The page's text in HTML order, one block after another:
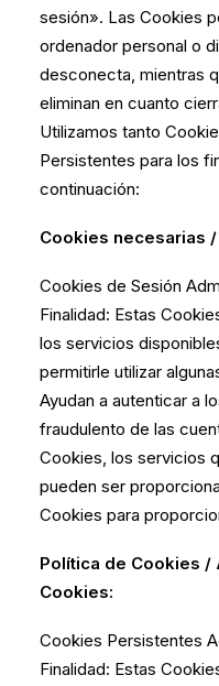
sesión». Las Cookies
ordenador personal o
desconecta, mientras
eliminan en cuanto
Utilizamos tanto
Persistentes para los
continuación:
Cookies necesarias
Cookies de Sesión
Finalidad: Estas
los servicios
permitirle utilizar
Ayudan a autenticar a
fraudulento de las
Cookies, los servicios
pueden ser
Cookies para
Política de Cookies
Cookies:
Cookies Persistentes
Finalidad: Estas